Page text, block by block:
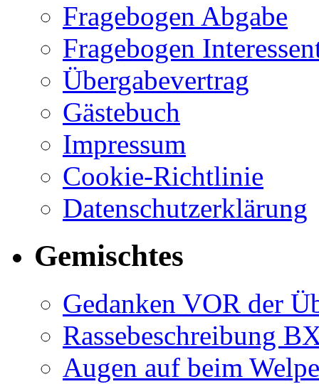
Fragebogen Abgabe
Fragebogen
Übergabevertrag
Gästebuch
Impressum
Cookie-Richtlinie
Datenschutzerklärung
Gemischtes
Gedanken VOR der
Rassebeschreibung
Augen auf beim